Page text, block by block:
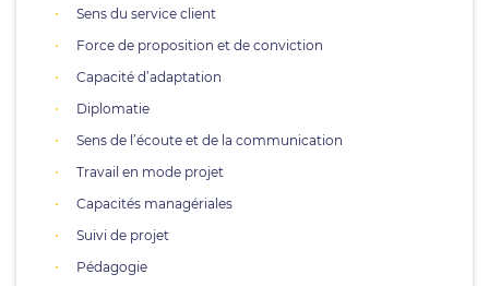
Sens du service client
Force de proposition et de conviction
Capacité d’adaptation
Diplomatie
Sens de l’écoute et de la communication
Travail en mode projet
Capacités managériales
Suivi de projet
Pédagogie